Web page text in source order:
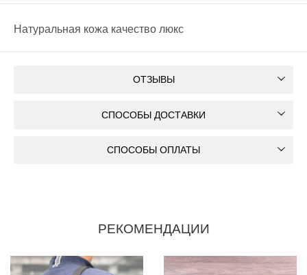
Натуральная кожа качество люкс
ОТЗЫВЫ
СПОСОБЫ ДОСТАВКИ
СПОСОБЫ ОПЛАТЫ
РЕКОМЕНДАЦИИ